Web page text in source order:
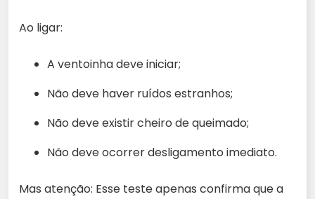
Ao ligar:
A ventoinha deve iniciar;
Não deve haver ruídos estranhos;
Não deve existir cheiro de queimado;
Não deve ocorrer desligamento imediato.
Mas atenção: Esse teste apenas confirma que a